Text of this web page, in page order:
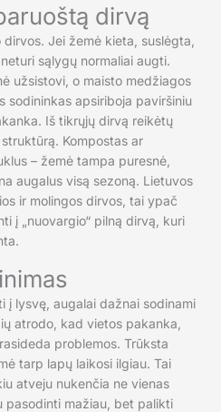
dirvą
Jei žemė kieta, suslėgta,
sąlygų normaliai augti.
užsistovi, o maisto medžiagos
sodininkas apsiriboja paviršiniu
Iš tikrųjų dirvą reikėtų
Kompostas ar
– žemė tampa puresnė,
augalus visą sezoną. Lietuvos
ir molingos dirvos, tai ypač
į „nuovargio“ pilną dirvą, kuri
į lysvę, augalai dažnai sodinami
atrodo, kad vietos pakanka,
problemos. Trūksta
tarp lapų laikosi ilgiau. Tai
atveju nukenčia ne vienas
pasodinti mažiau, bet palikti